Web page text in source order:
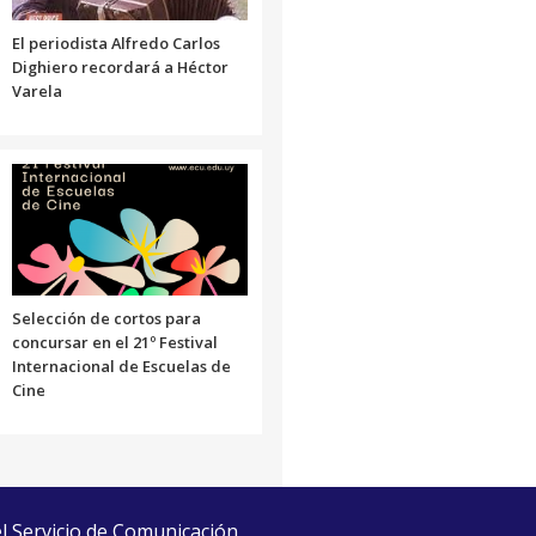
El periodista Alfredo Carlos
Dighiero recordará a Héctor
Varela
Selección de cortos para
concursar en el 21º Festival
Internacional de Escuelas de
Cine
de Comunicación